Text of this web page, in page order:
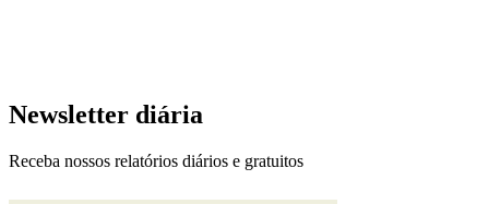
Newsletter diária
Receba nossos relatórios diários e gratuitos